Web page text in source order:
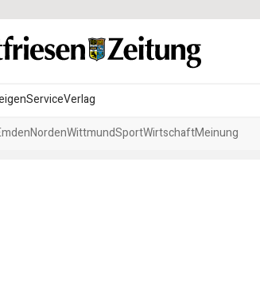
ServiceVerlag
NordenWittmundSportWirtschaftMeinung